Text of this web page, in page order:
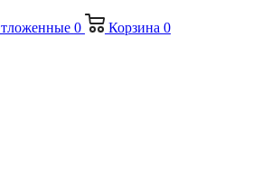
0 Корзина 0